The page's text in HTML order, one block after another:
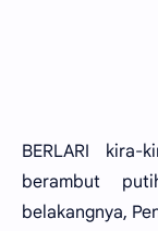
BERLARI
berambut
belakangnya,